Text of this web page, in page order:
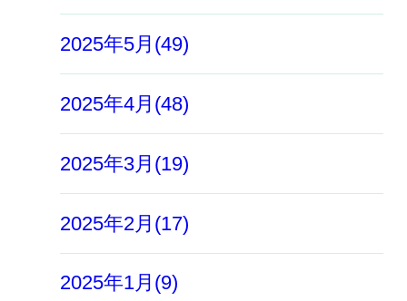
2025年5月(49)
2025年4月(48)
2025年3月(19)
2025年2月(17)
2025年1月(9)